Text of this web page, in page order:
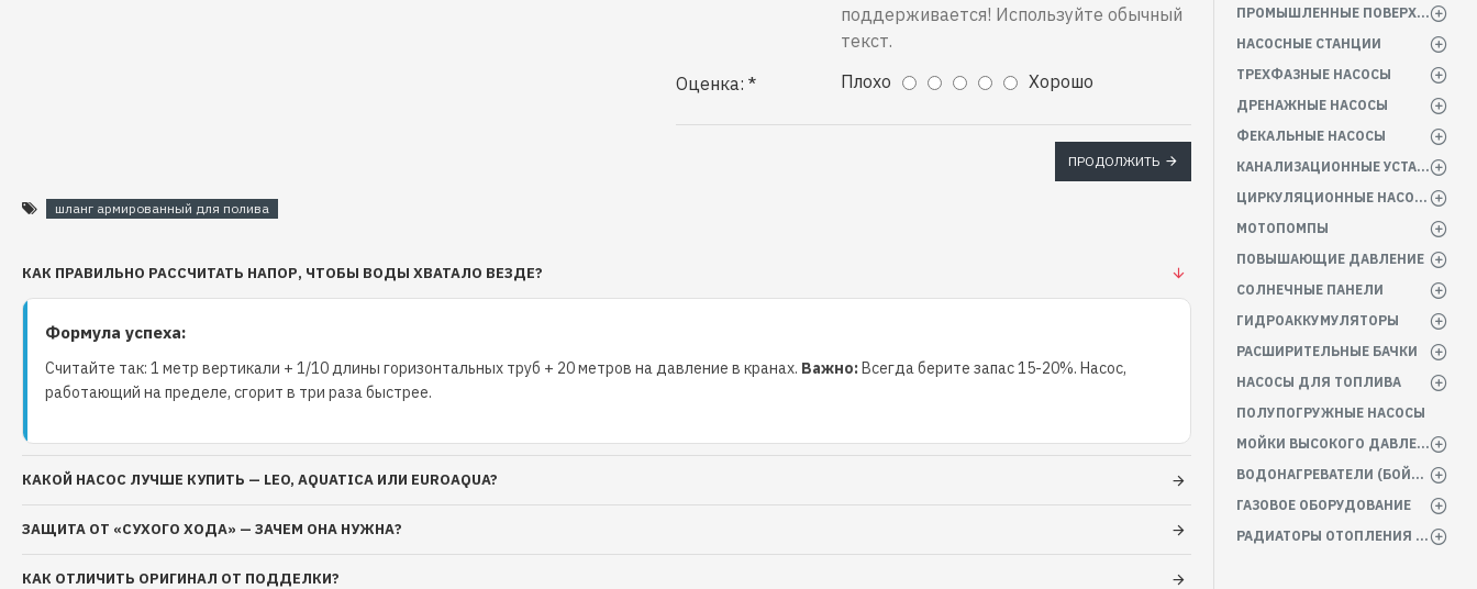
поддерживается! Используйте обычный
текст.
Оценка:
Плохо Хорошо
ПРОДОЛЖИТЬ
шланг армированный для полива
КАК ПРАВИЛЬНО РАССЧИТАТЬ НАПОР, ЧТОБЫ ВОДЫ ХВАТАЛО ВЕЗДЕ?
Формула успеха:
Считайте так: 1 метр вертикали + 1/10 длины горизонтальных труб + 20 метров на давление в кранах. Важно:Всегда берите запас 15-20%. Насос,
работающий на пределе, сгорит в три раза быстрее.
КАКОЙ НАСОС ЛУЧШЕ КУПИТЬ — LEO, AQUATICA ИЛИ EUROAQUA?
ЗАЩИТА ОТ «СУХОГО ХОДА» — ЗАЧЕМ ОНА НУЖНА?
КАК ОТЛИЧИТЬ ОРИГИНАЛ ОТ ПОДДЕЛКИ?
ПРОМЫШЛЕННЫЕ ПОВЕРХНОСТНЫЕ НАСОСЫ
НАСОСНЫЕ СТАНЦИИ
ТРЕХФАЗНЫЕ НАСОСЫ
ДРЕНАЖНЫЕ НАСОСЫ
ФЕКАЛЬНЫЕ НАСОСЫ
КАНАЛИЗАЦИОННЫЕ УСТАНОВКИ
ЦИРКУЛЯЦИОННЫЕ НАСОСЫ
МОТОПОМПЫ
ПОВЫШАЮЩИЕ ДАВЛЕНИЕ
СОЛНЕЧНЫЕ ПАНЕЛИ
ГИДРОАККУМУЛЯТОРЫ
РАСШИРИТЕЛЬНЫЕ БАЧКИ
НАСОСЫ ДЛЯ ТОПЛИВА
ПОЛУПОГРУЖНЫЕ НАСОСЫ
МОЙКИ ВЫСОКОГО ДАВЛЕНИЯ
ВОДОНАГРЕВАТЕЛИ (БОЙЛЕРА)
ГАЗОВОЕ ОБОРУДОВАНИЕ
РАДИАТОРЫ ОТОПЛЕНИЯ БАТАРЕИ